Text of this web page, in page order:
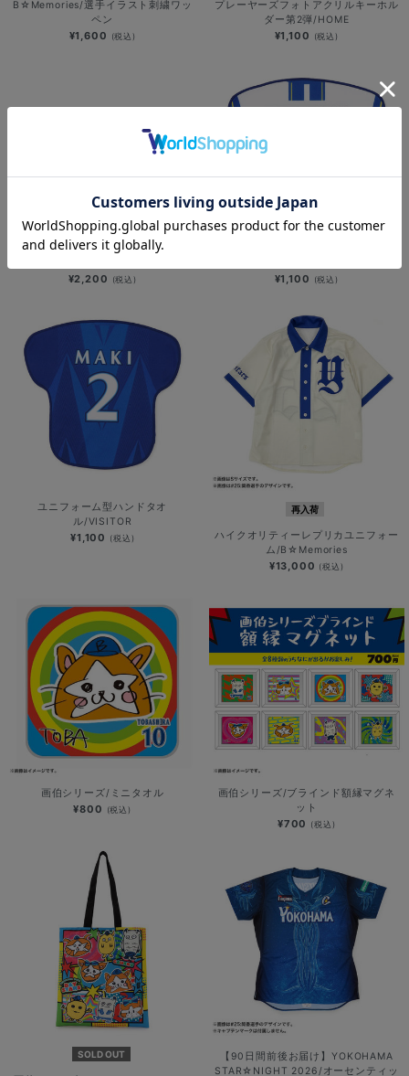
B☆Memories/選手イラスト刺繍ワッ
ペン
¥1,600 (税込)
プレーヤーズフォトアクリルキーホル
ダー第2弾/HOME
¥1,100 (税込)
¥2,200 (税込) ¥1,100 (税込)
ユニフォーム型ハンドタオ
ル/VISITOR
¥1,100 (税込)
再入荷
ハイクオリティーレプリカユニフォー
ム/B☆Memories
¥13,000 (税込)
画伯シリーズ/ミニタオル
¥800 (税込)
画伯シリーズ/ブラインド額縁マグネ
ット
¥700 (税込)
SOLD OUT
【90日間前後お届け】YOKOHAMA
STAR☆NIGHT 2026/オーセンティッ